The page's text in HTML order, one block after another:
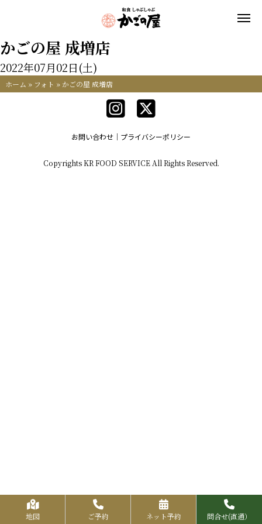
かごの屋 成増店
2022年07月02日(土)
ホーム » フォト » かごの屋 成増店
お問い合わせ プライバシーポリシー
Copyrights KR FOOD SERVICE All Rights Reserved.
地図 ご予約 ネット予約 問合せ(直通）